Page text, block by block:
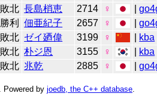
敗北 長島梢恵 2714 ♀ |
勝利 佃亜紀子 2657 ♀ |
敗北 ゼイ廼偉 3199 ♀ kba
敗北 朴ジ恩 3155 ♀ kba
敗北 兆乾 2885 ♀ |
. Powered by joedb, the C++ database